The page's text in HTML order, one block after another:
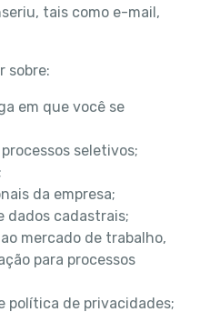
tais como e-mail,
sobre:
em que você se
seletivos;
da empresa;
dados cadastrais;
mercado de trabalho,
para processos
política de privacidades;